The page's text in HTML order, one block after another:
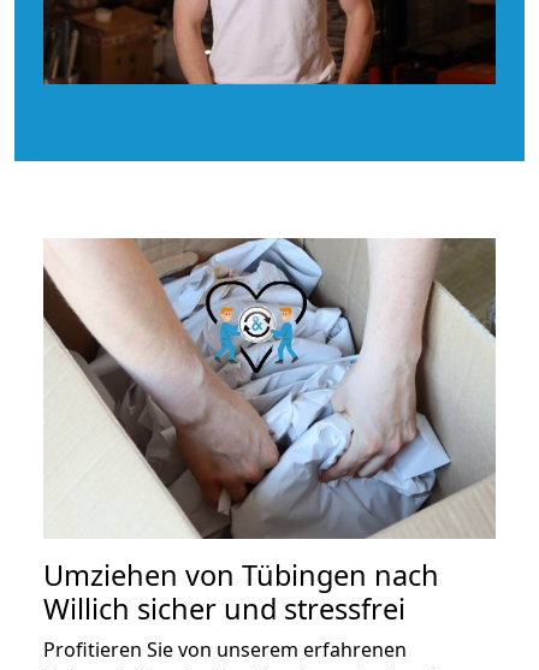
Umziehen von Tübingen nach
Willich sicher und stressfrei
Profitieren Sie von unserem erfahrenen